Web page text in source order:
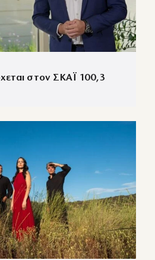
στον ΣΚΑΪ 100,3